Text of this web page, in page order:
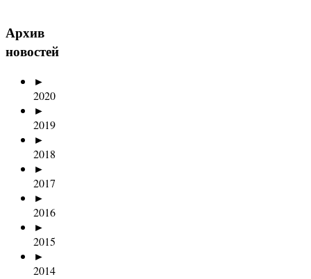
Архив
новостей
►
2020
►
2019
►
2018
►
2017
►
2016
►
2015
►
2014